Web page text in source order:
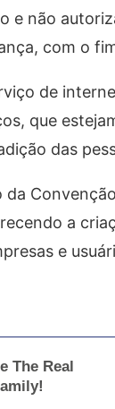
e não
com o
de
que
das
da
a
e